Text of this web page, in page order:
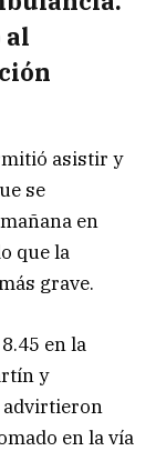
al
asistir y
se
en
que la
grave.
en la
y
advirtieron
en la vía